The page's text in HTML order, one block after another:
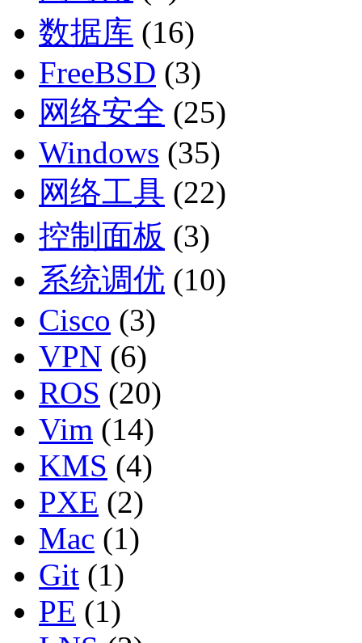
数据库 (16)
FreeBSD (3)
网络安全 (25)
Windows (35)
网络工具 (22)
控制面板 (3)
系统调优 (10)
Cisco (3)
VPN (6)
ROS (20)
Vim (14)
KMS (4)
PXE (2)
Mac (1)
Git (1)
PE (1)